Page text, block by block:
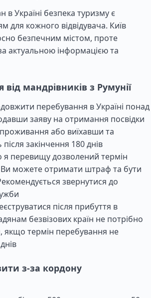
в Україні безпека туризму є
для кожного відвідувача. Київ
безпечним містом, проте
актуальною інформацією та
від мандрівників з Румунії
перебування в Україні понад
заяву на отримання посвідки
або виїхавши та
закінчення 180 днів
перевищу дозволений термін
можете отримати штраф та бути
звернутися до
після прибуття в
безвізових країн не потрібно
якщо термін перебування не
з-за кордону